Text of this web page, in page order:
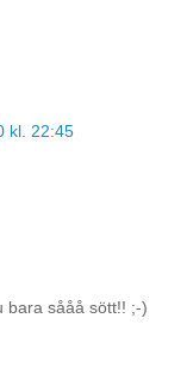
kl. 22:45
bara sååå sött!! ;-)